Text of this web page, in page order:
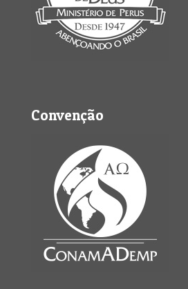
Convenção